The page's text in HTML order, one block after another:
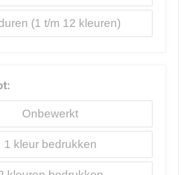
Onbewerkt
1